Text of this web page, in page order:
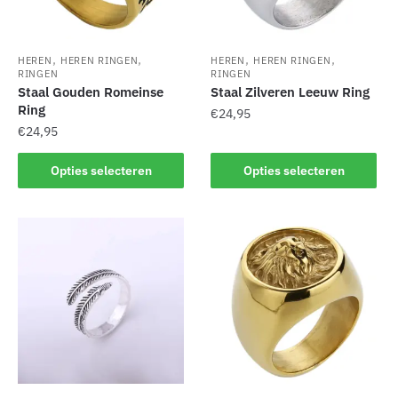
worden
de
productpagina
worden
de
productpagina
HEREN , HEREN RINGEN,
RINGEN
Staal Gouden Romeinse
Ring
€24,95
Opties selecteren
product
HEREN , HEREN RINGEN ,
RINGEN
Staal Zilveren Leeuw Ring
€24,95
Opties selecteren
product
heeft
variaties.
optie
kan
gekozen
worden